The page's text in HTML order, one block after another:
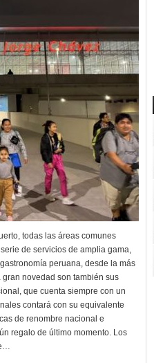
todas las áreas comunes
de servicios de amplia gama,
peruana, desde la más
gran novedad son también sus
que cuenta siempre con un
contará con su equivalente
de renombre nacional e
regalo de último momento. Los